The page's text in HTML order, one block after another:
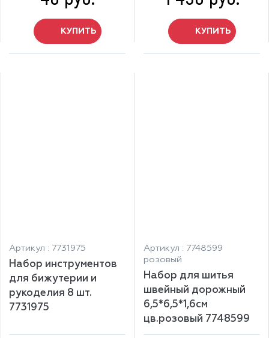
КУПИТЬ КУПИТЬ
Артикул : 7731975
Набор инструментов
для бижутерии и
рукоделия 8 шт.
7731975
Артикул : 7748599
розовый
Набор для шитья
швейный дорожный
6,5*6,5*1,6см
цв.розовый 7748599